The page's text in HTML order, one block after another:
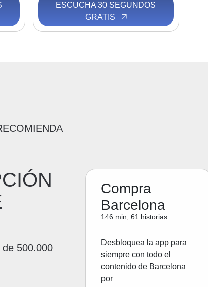
ESCUCHA 30 SEGUNDOS
GRATIS
500.000
Compra
Barcelona
146 min, 61 historias
Desbloquea la app para
siempre con todo el
contenido de Barcelona
por